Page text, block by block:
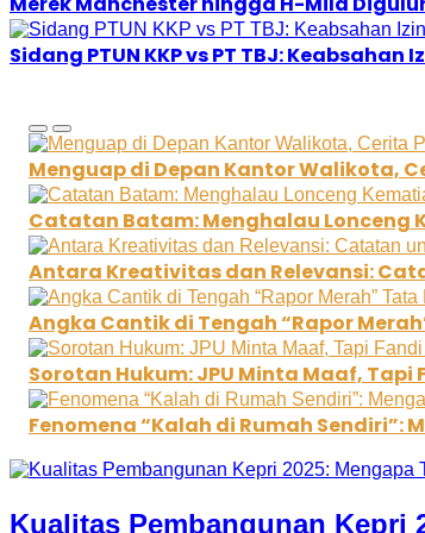
Sidang PTUN KKP vs PT TBJ:
Menguap di Depan Kantor Walikota,
Catatan Batam: Menghalau Lonceng
Antara Kreativitas dan Relevansi:
Angka Cantik di Tengah “Rapor
Sorotan Hukum: JPU Minta Maaf,
Fenomena “Kalah di Rumah
Kualitas Pembangunan Kepri